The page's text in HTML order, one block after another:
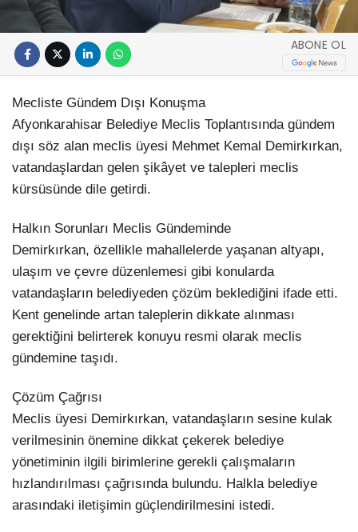
ABONE OL
Mecliste Gündem Dışı Konuşma
Afyonkarahisar Belediye Meclis Toplantısında gündem
dışı söz alan meclis üyesi Mehmet Kemal Demirkırkan,
vatandaşlardan gelen şikâyet ve talepleri meclis
kürsüsünde dile getirdi.
Halkın Sorunları Meclis Gündeminde
Demirkırkan, özellikle mahallelerde yaşanan altyapı,
ulaşım ve çevre düzenlemesi gibi konularda
vatandaşların belediyeden çözüm beklediğini ifade etti.
Kent genelinde artan taleplerin dikkate alınması
gerektiğini belirterek konuyu resmi olarak meclis
gündemine taşıdı.
Çözüm Çağrısı
Meclis üyesi Demirkırkan, vatandaşların sesine kulak
verilmesinin önemine dikkat çekerek belediye
yönetiminin ilgili birimlerine gerekli çalışmaların
hızlandırılması çağrısında bulundu. Halkla belediye
arasındaki iletişimin güçlendirilmesini istedi.